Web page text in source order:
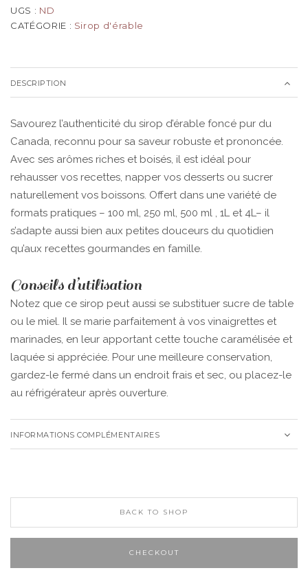
UGS : ND
CATÉGORIE : Sirop d'érable
DESCRIPTION
Savourez l’authenticité du sirop d’érable foncé pur du
Canada, reconnu pour sa saveur robuste et prononcée.
Avec ses arômes riches et boisés, il est idéal pour
rehausser vos recettes, napper vos desserts ou sucrer
naturellement vos boissons. Offert dans une variété de
formats pratiques – 100 ml, 250 ml, 500 ml , 1L et 4L– il
s’adapte aussi bien aux petites douceurs du quotidien
qu’aux recettes gourmandes en famille.
Conseils d’utilisation
Notez que ce sirop peut aussi se substituer sucre de table
ou le miel. Il se marie parfaitement à vos vinaigrettes et
marinades, en leur apportant cette touche caramélisée et
laquée si appréciée. Pour une meilleure conservation,
gardez-le fermé dans un endroit frais et sec, ou placez-le
au réfrigérateur après ouverture.
INFORMATIONS COMPLÉMENTAIRES
BACK TO SHOP
CHECKOUT